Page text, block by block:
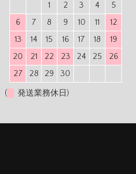
1
2 3 4
5
6
7 8 9 10 11
12
13
14 15 16 17 18
19
20
21 22 23 24 25
26
27
28 29 30
( 発送業務休日)